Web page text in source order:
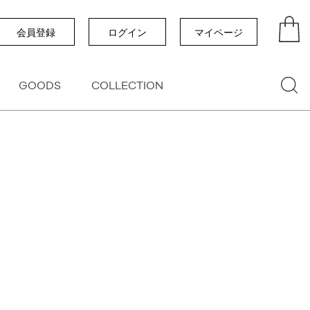
会員登録 ログイン マイページ
GOODS COLLECTION